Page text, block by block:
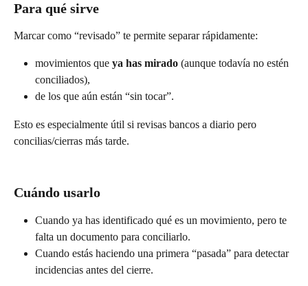
Para qué sirve
Marcar como “revisado” te permite separar rápidamente:
movimientos que ya has mirado (aunque todavía no estén
conciliados),
de los que aún están “sin tocar”.
Esto es especialmente útil si revisas bancos a diario pero
concilias/cierras más tarde.
Cuándo usarlo
Cuando ya has identificado qué es un movimiento, pero te
falta un documento para conciliarlo.
Cuando estás haciendo una primera “pasada” para detectar
incidencias antes del cierre.